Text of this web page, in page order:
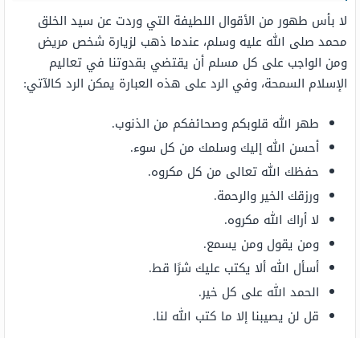
لا بأس طهور من الأقوال اللطيفة التي وردت عن سيد الخلق
محمد صلى الله عليه وسلم، عندما ذهب لزيارة شخص مريض
ومن الواجب على كل مسلم أن يقتضي بقدوتنا في تعاليم
الإسلام السمحة، وفي الرد على هذه العبارة يمكن الرد كالآتي:
طهر الله قلوبكم وصحائفكم من الذنوب.
أحسن الله إليك وسلمك من كل سوء.
حفظك الله تعالى من كل مكروه.
ورزقك الخير والرحمة.
لا أراك الله مكروه.
ومن يقول ومن يسمع.
أسأل الله ألا يكتب عليك شرًا قط.
الحمد الله على كل خير.
قل لن يصيبنا إلا ما كتب الله لنا.